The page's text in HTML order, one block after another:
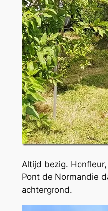
Altijd bezig.
Pont de Normandie
achtergrond.